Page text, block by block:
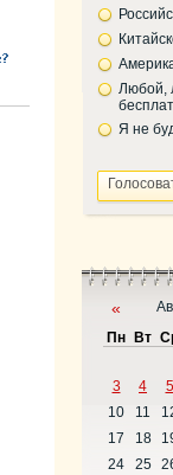
Любой,
Я не
«
Пн Вт
3
4 5
10
11
17
18
24
25